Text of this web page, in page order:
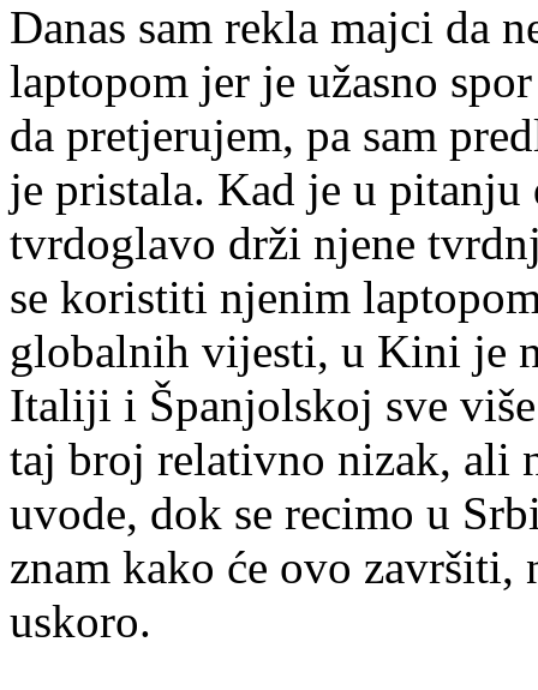
Danas sam rekla majci da
laptopom jer je užasno
da pretjerujem, pa sam
je pristala. Kad je u
tvrdoglavo drži njene
se koristiti njenim
globalnih vijesti, u Kini je
Italiji i Španjolskoj sve
taj broj relativno nizak, ali
uvode, dok se recimo u
znam kako će ovo završiti,
uskoro.